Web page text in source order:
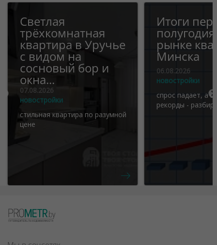
Светлая
трёхкомнатная
квартира в Уручье
с видом на
сосновый бор и
окна...
07.08.2026
новостройки
стильная квартира по разумной
цене
Итоги
рынке
Минска
06.08.2026
новостройки
спрос падает, а
рекорды -